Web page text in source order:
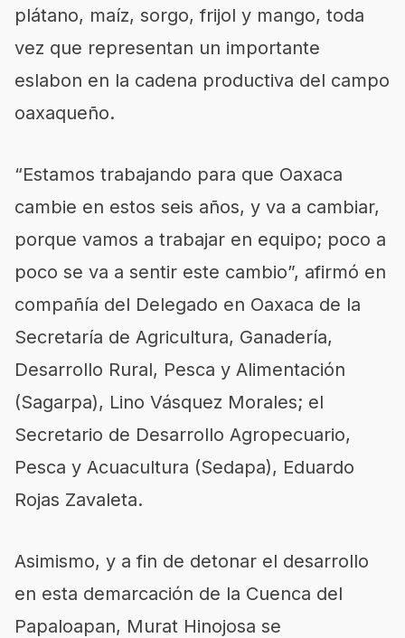
plátano, maíz, sorgo, frijol y mango, toda
vez que representan un importante
eslabon en la cadena productiva del campo
oaxaqueño.
“Estamos trabajando para que Oaxaca
cambie en estos seis años, y va a cambiar,
porque vamos a trabajar en equipo; poco a
poco se va a sentir este cambio”, afirmó en
compañía del Delegado en Oaxaca de la
Secretaría de Agricultura, Ganadería,
Desarrollo Rural, Pesca y Alimentación
(Sagarpa), Lino Vásquez Morales; el
Secretario de Desarrollo Agropecuario,
Pesca y Acuacultura (Sedapa), Eduardo
Rojas Zavaleta.
Asimismo, y a fin de detonar el desarrollo
en esta demarcación de la Cuenca del
Papaloapan, Murat Hinojosa se